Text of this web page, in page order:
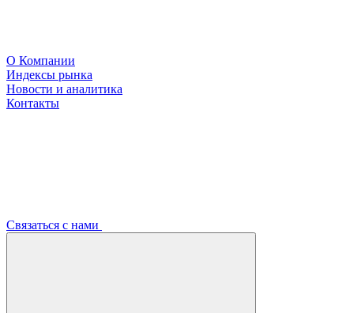
О Компании
Индексы рынка
Новости и аналитика
Контакты
Связаться с нами